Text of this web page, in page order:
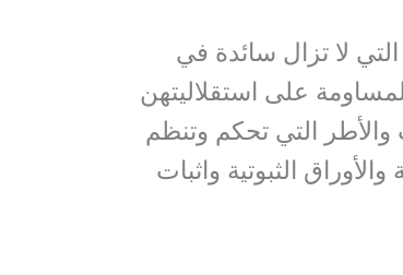
لا تزال سائدة في
على استقلاليتهن
والأطر التي تحكم وتنظم
الثبوتية واثبات